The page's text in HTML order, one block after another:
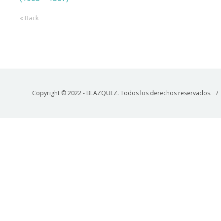
« Back
Copyright © 2022 - BLAZQUEZ. Todos los derechos reservados.